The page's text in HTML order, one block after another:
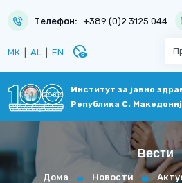
Телефон: +389 (0)2 3125 044
МК AL EN disabled_visible
Институт за јавно
Република С.
Вести
Дома Новости